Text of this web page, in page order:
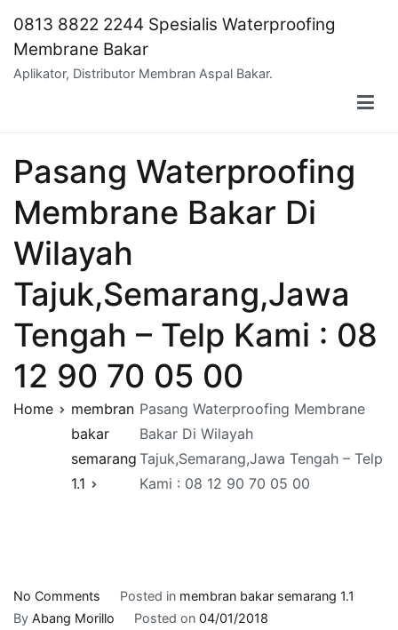
content
0813 8822 2244 Spesialis Waterproofing
Membrane Bakar
Aplikator, Distributor Membran Aspal Bakar.
Pasang Waterproofing
Membrane Bakar Di
Wilayah
Tajuk,Semarang,Jawa
Tengah – Telp Kami : 08
12 90 70 05 00
Home
membran
bakar
semarang
1.1
Pasang Waterproofing Membrane
Bakar Di Wilayah
Tajuk,Semarang,Jawa Tengah – Telp
Kami : 08 12 90 70 05 00
No Comments
Pasang
Posted in membran bakar semarang 1.1
By Abang Morillo Posted on 04/01/2018